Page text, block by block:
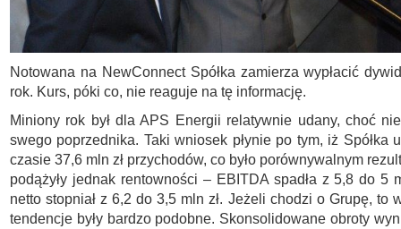
Notowana na NewConnect Spółka zamierza wypłacić
rok. Kurs, póki co, nie reaguje na tę informację.
Miniony rok był dla APS Energii relatywnie udany, choć
swego poprzednika. Taki wniosek płynie po tym, iż Spółka
czasie 37,6 mln zł przychodów, co było porównywalnym
podążyły jednak rentowności – EBITDA spadła z 5,8 do 5
netto stopniał z 6,2 do 3,5 mln zł. Jeżeli chodzi o Grupę, to
tendencje były bardzo podobne. Skonsolidowane obroty